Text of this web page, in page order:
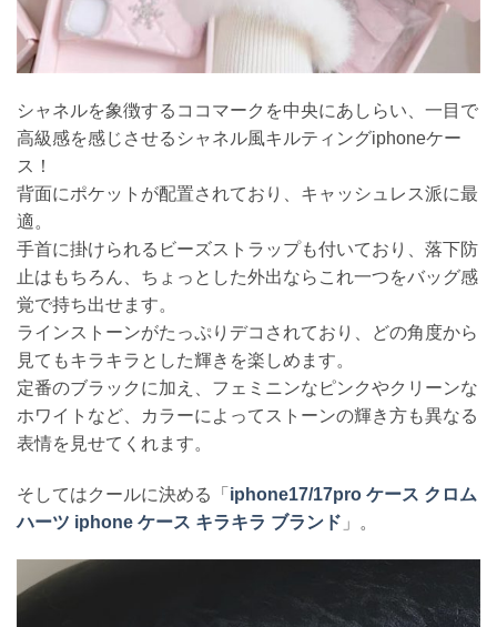
シャネルを象徴するココマークを中央にあしらい、一目で
高級感を感じさせるシャネル風キルティングiphoneケー
ス！
背面にポケットが配置されており、キャッシュレス派に最
適。
手首に掛けられるビーズストラップも付いており、落下防
止はもちろん、ちょっとした外出ならこれ一つをバッグ感
覚で持ち出せます。
ラインストーンがたっぷりデコされており、どの角度から
見てもキラキラとした輝きを楽しめます。
定番のブラックに加え、フェミニンなピンクやクリーンな
ホワイトなど、カラーによってストーンの輝き方も異なる
表情を見せてくれます。
そしてはクールに決める「 iphone17/17pro ケース クロム
ハーツ iphone ケース キラキラ ブランド 」。